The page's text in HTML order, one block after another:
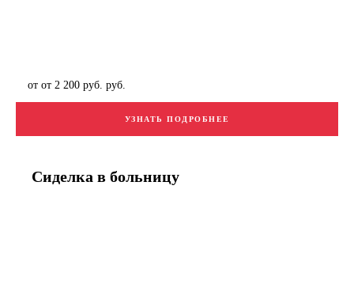
от от 2 200 руб. руб.
УЗНАТЬ ПОДРОБНЕЕ
Сиделка в больницу